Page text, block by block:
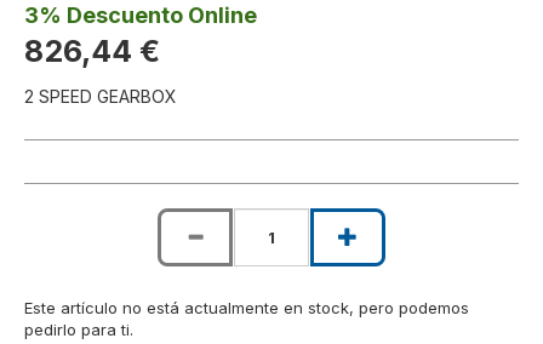
3% Descuento Online
826,44 €
2 SPEED GEARBOX
Este artículo no está actualmente en stock, pero podemos
pedirlo para ti.